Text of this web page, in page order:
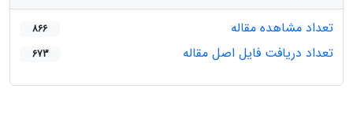
تعداد مشاهده مقاله
866
تعداد دریافت فایل اصل مقاله 673